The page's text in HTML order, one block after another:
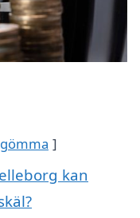
gömma
kan